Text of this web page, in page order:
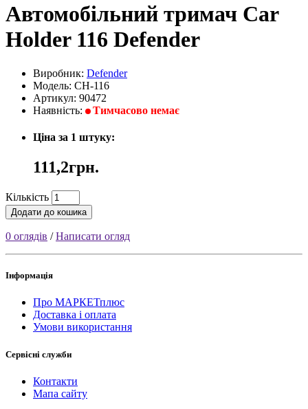
Автомобільний тримач Car
Holder 116 Defender
Виробник: Defender
Модель: CH-116
Артикул: 90472
Наявність:
Тимчасово немає
Ціна за 1 штуку:
111,2грн.
Кількість
Додати до кошика
0 оглядів /Написати огляд
Інформація
Про МАРКЕТплюс
Доставка і оплата
Умови використання
Сервісні служби
Контакти
Мапа сайту